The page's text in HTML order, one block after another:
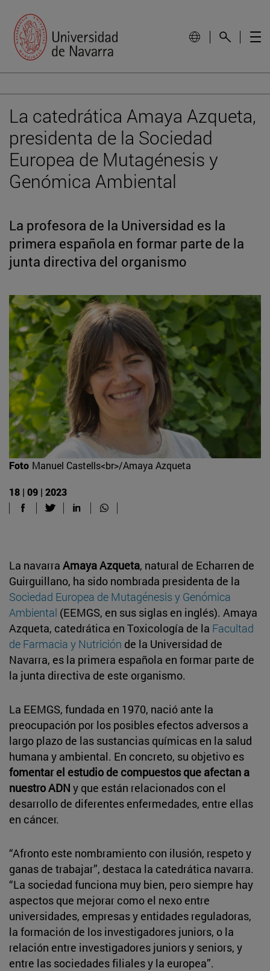
La catedrática Amaya Azqueta,
presidenta de la Sociedad
Europea de Mutagénesis y
Genómica Ambiental
La profesora de la Universidad es la
primera española en formar parte de la
junta directiva del organismo
Foto Manuel Castells<br>/Amaya Azqueta
18 | 09 | 2023
La navarra Amaya Azqueta, natural de Echarren de
Guirguillano, ha sido nombrada presidenta de la
Sociedad Europea de Mutagénesis y Genómica
Ambiental (EEMGS, en sus siglas en inglés). Amaya
Azqueta, catedrática en Toxicología de la Facultad
de Farmacia y Nutrición de la Universidad de
Navarra, es la primera española en formar parte de
la junta directiva de este organismo.
La EEMGS, fundada en 1970, nació ante la
preocupación por los posibles efectos adversos a
largo plazo de las sustancias químicas en la salud
humana y ambiental. En concreto, su objetivo es
fomentar el estudio de compuestos que afectan a
nuestro ADN y que están relacionados con el
desarrollo de diferentes enfermedades, entre ellas
en cáncer.
“Afronto este nombramiento con ilusión, respeto y
ganas de trabajar”, destaca la catedrática navarra.
“La sociedad funciona muy bien, pero siempre hay
aspectos que mejorar como el nexo entre
universidades, empresas y entidades reguladoras,
la formación de los investigadores juniors, o la
relación entre investigadores juniors y seniors, y
entre las sociedades filiales y la europea”.